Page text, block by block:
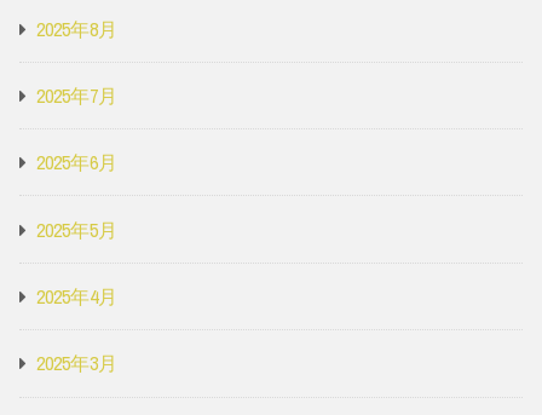
2025年8月
2025年7月
2025年6月
2025年5月
2025年4月
2025年3月